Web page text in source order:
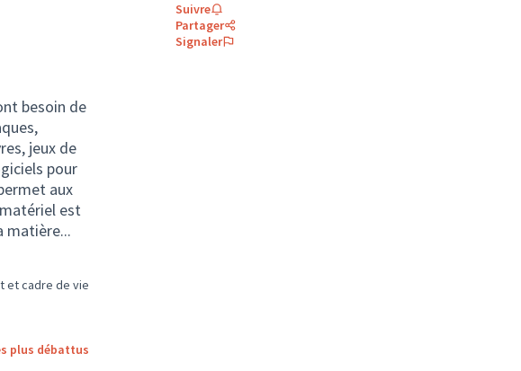
besoin de
jeux de
pour
aux
est
matière...
de la catégorie : Environnement et cadre de vie
et cadre de vie
Suivre
Partager
Signaler
plus débattus